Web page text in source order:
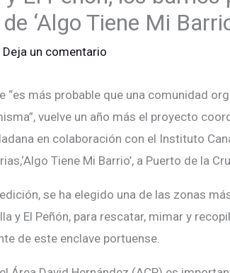
‘Algo Tiene Mi
Deja un comentario
“es más probable que una comunidad
vuelve un año más el proyecto
en colaboración con el Instituto
Tiene Mi Barrio’, a Puerto de la
se ha elegido una de las zonas
y El Peñón, para rescatar, mimar y
de este enclave portuense.